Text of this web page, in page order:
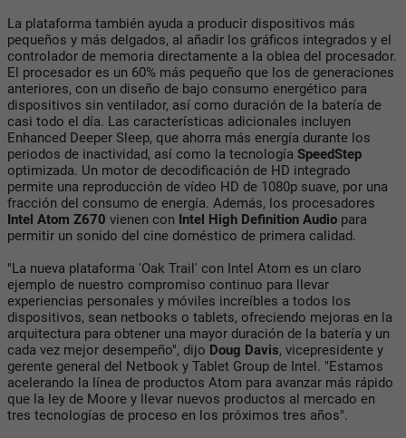
La plataforma también ayuda a producir dispositivos más
pequeños y más delgados, al añadir los gráficos integrados y el
controlador de memoria directamente a la oblea del procesador.
El procesador es un 60% más pequeño que los de generaciones
anteriores, con un diseño de bajo consumo energético para
dispositivos sin ventilador, así como duración de la batería de
casi todo el día. Las características adicionales incluyen
Enhanced Deeper Sleep, que ahorra más energía durante los
periodos de inactividad, así como la tecnología SpeedStep
optimizada. Un motor de decodificación de HD integrado
permite una reproducción de vídeo HD de 1080p suave, por una
fracción del consumo de energía. Además, los procesadores
Intel Atom Z670 vienen con Intel High Definition Audio para
permitir un sonido del cine doméstico de primera calidad.
"La nueva plataforma 'Oak Trail' con Intel Atom es un claro
ejemplo de nuestro compromiso continuo para llevar
experiencias personales y móviles increíbles a todos los
dispositivos, sean netbooks o tablets, ofreciendo mejoras en la
arquitectura para obtener una mayor duración de la batería y un
cada vez mejor desempeño", dijo Doug Davis, vicepresidente y
gerente general del Netbook y Tablet Group de Intel. "Estamos
acelerando la línea de productos Atom para avanzar más rápido
que la ley de Moore y llevar nuevos productos al mercado en
tres tecnologías de proceso en los próximos tres años".